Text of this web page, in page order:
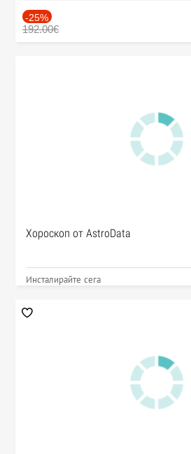
-25%
192.00€
Хороскоп от AstroData
Инсталирайте сега